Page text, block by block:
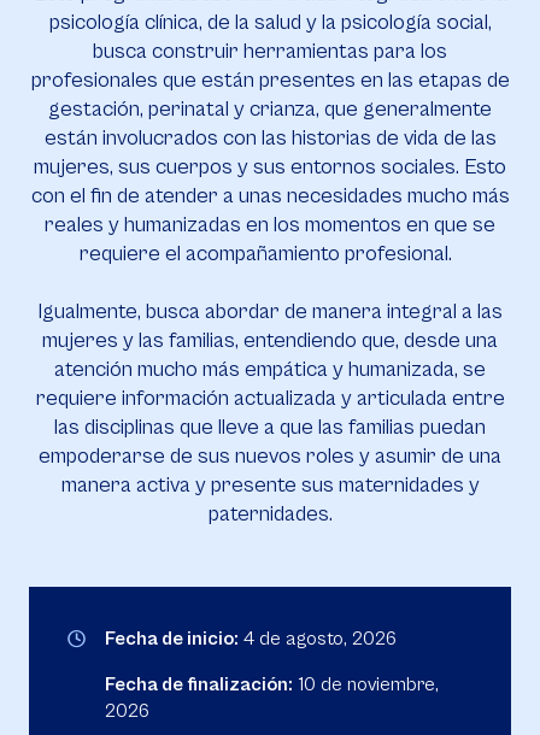
psicología clínica, de la salud y la psicología social,
busca construir herramientas para los
profesionales que están presentes en las etapas de
gestación, perinatal y crianza, que generalmente
están involucrados con las historias de vida de las
mujeres, sus cuerpos y sus entornos sociales. Esto
con el fin de atender a unas necesidades mucho más
reales y humanizadas en los momentos en que se
requiere el acompañamiento profesional.
Igualmente, busca abordar de manera integral a las
mujeres y las familias, entendiendo que, desde una
atención mucho más empática y humanizada, se
requiere información actualizada y articulada entre
las disciplinas que lleve a que las familias puedan
empoderarse de sus nuevos roles y asumir de una
manera activa y presente sus maternidades y
paternidades.
Fecha de inicio: 4 de agosto, 2026
Fecha de finalización: 10 de noviembre,
2026